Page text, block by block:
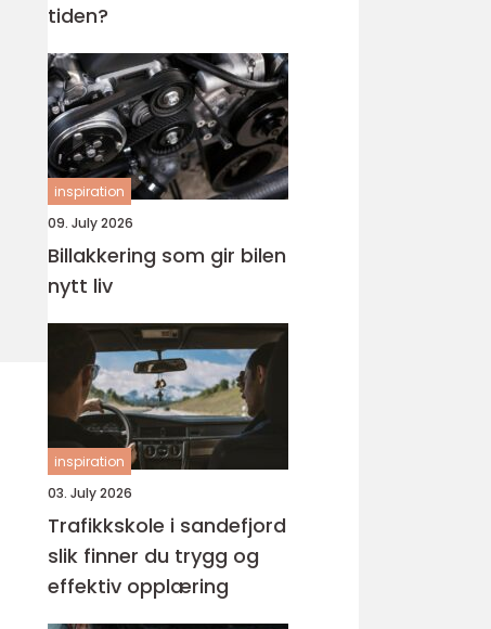
tiden?
inspiration
09. July 2026
Billakkering som gir bilen
nytt liv
inspiration
03. July 2026
Trafikkskole i sandefjord
slik finner du trygg og
effektiv opplæring